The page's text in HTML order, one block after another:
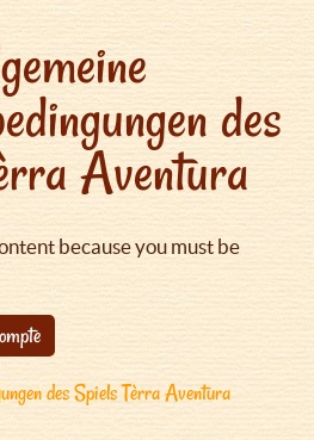
des
Aventura
because you must be
des Spiels Tèrra Aventura